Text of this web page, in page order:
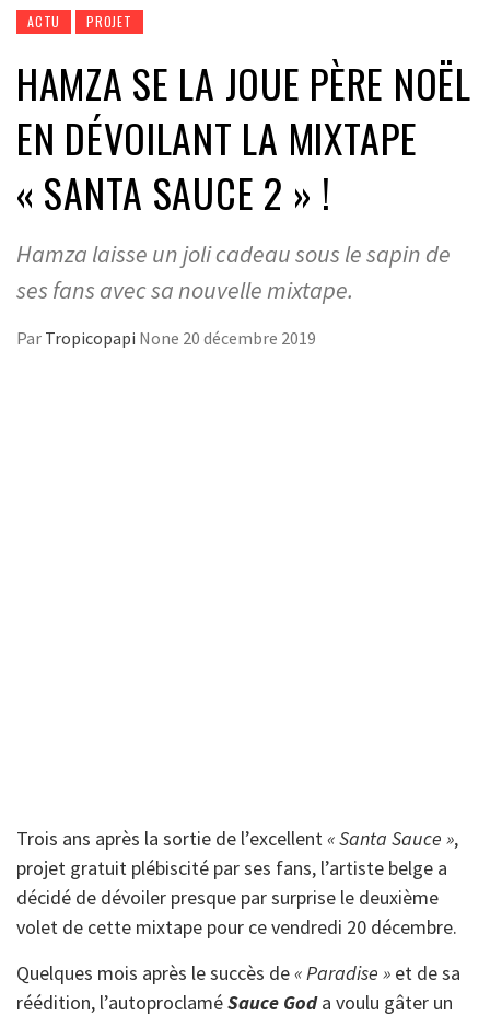
ACTU PROJET
HAMZA SE LA JOUE PÈRE NOËL
EN DÉVOILANT LA MIXTAPE
« SANTA SAUCE 2 » !
Hamza laisse un joli cadeau sous le sapin de
ses fans avec sa nouvelle mixtape.
Par Tropicopapi None 20 décembre 2019
Trois ans après la sortie de l’excellent« Santa Sauce »,
projet gratuit plébiscité par ses fans, l’artiste belge a
décidé de dévoiler presque par surprise le deuxième
volet de cette mixtape pour ce vendredi 20 décembre.
Quelques mois après le succès de« Paradise » et de sa
réédition, l’autoproclaméSauce Goda voulu gâter un